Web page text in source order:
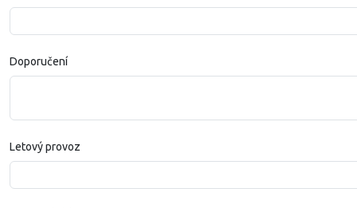
Doporučení
Letový provoz